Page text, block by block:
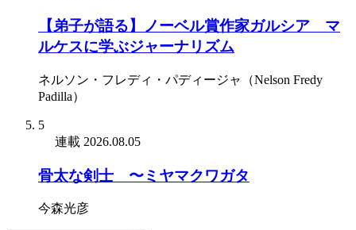
【弟子が語る】ノーベル賞作家ガルシア゠マ
ルケスに学ぶジャーナリズム
ネルソン・フレディ・パディージャ（Nelson Fredy
Padilla）
5
連載 2026.08.05
骨太な剣士 〜ミヤマクワガタ
今森光彦